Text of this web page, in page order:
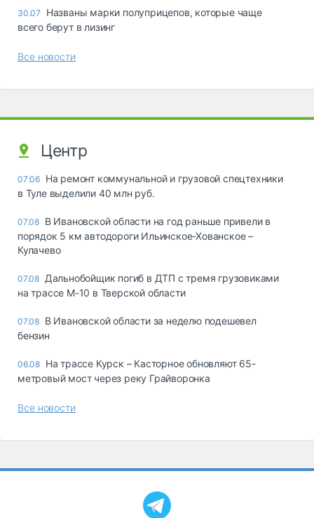
30.07
Названы марки полуприцепов, которые чаще
всего берут в лизинг
Все новости
Центр
07:06 На ремонт коммунальной и грузовой спецтехники
в Туле выделили 40 млн руб.
07.08 В Ивановской области на год раньше привели в
порядок 5 км автодороги Ильинское-Хованское –
Кулачево
07.08 Дальнобойщик погиб в ДТП с тремя грузовиками
на трассе М-10 в Тверской области
07.08 В Ивановской области за неделю подешевел
бензин
06.08 На трассе Курск – Касторное обновляют 65-
метровый мост через реку Грайворонка
Все новости